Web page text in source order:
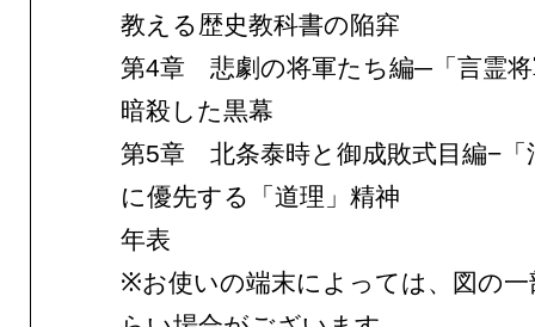
教える歴史教科書の陥穽
第4章 悲劇の将軍たち編─「言霊将
暗殺した黒幕
第5章 北条泰時と御成敗式目編−「
に優先する「道理」精神
年表
※お使いの端末によっては、図の